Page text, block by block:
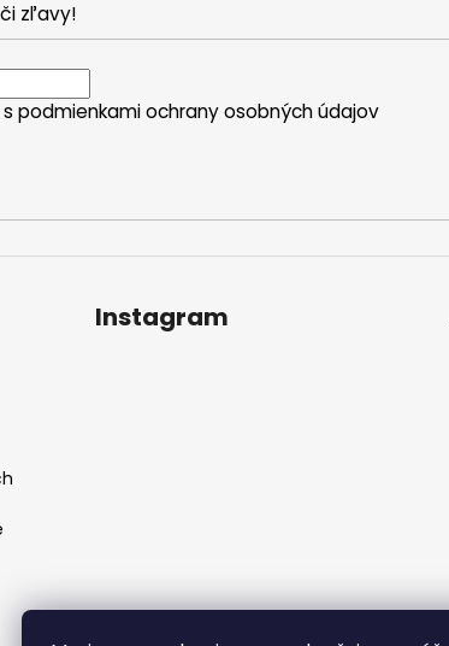
zľavy!
podmienkami ochrany osobných údajov
Instagram